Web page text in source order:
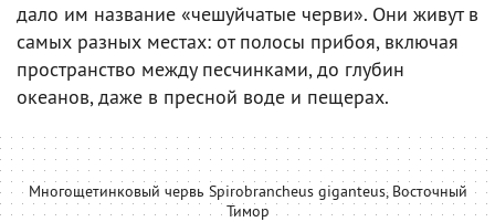
дало им название «чешуйчатые черви». Они живут в
самых разных местах: от полосы прибоя, включая
пространство между песчинками, до глубин
океанов, даже в пресной воде и пещерах.
Многощетинковый червь Spirobrancheus giganteus, Восточный
Тимор